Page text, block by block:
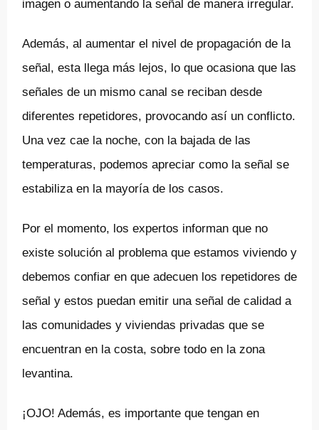
imagen o aumentando la señal de manera irregular.
Además, al aumentar el nivel de propagación de la
señal, esta llega más lejos, lo que ocasiona que las
señales de un mismo canal se reciban desde
diferentes repetidores, provocando así un conflicto.
Una vez cae la noche, con la bajada de las
temperaturas, podemos apreciar como la señal se
estabiliza en la mayoría de los casos.
Por el momento, los expertos informan que no
existe solución al problema que estamos viviendo y
debemos confiar en que adecuen los repetidores de
señal y estos puedan emitir una señal de calidad a
las comunidades y viviendas privadas que se
encuentran en la costa, sobre todo en la zona
levantina.
¡OJO! Además, es importante que tengan en